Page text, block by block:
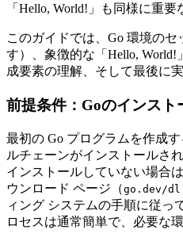
「Hello, World!」も同様に重要
このガイドでは、Go 環境のセ
す）、象徴的な「Hello,
成要素の理解、そして最後に
前提条件：Goのインスト
最初の Go プログラムを作成
ルチェーンがインストールさ
インストールしていない場合
ウンロード ページ（go.dev/dl
ィング システムの手順に従っ
ロセスは通常簡単で、必要な